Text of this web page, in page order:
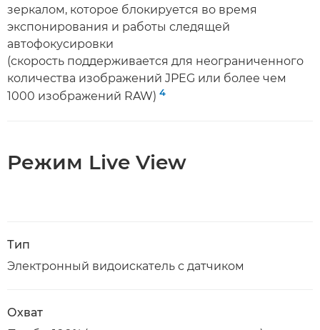
зеркалом, которое блокируется во время
экспонирования и работы следящей
автофокусировки
(скорость поддерживается для неограниченного
количества изображений JPEG или более чем
1000 изображений RAW) 4
Режим Live View
Тип
Электронный видоискатель с датчиком
Охват